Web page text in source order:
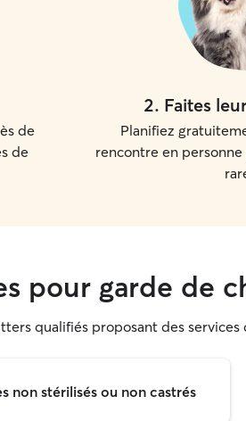
de
de
2. Faites
Planifiez
rencontre en
pour garde de
qualifiés proposant des services
non stérilisés ou non castrés